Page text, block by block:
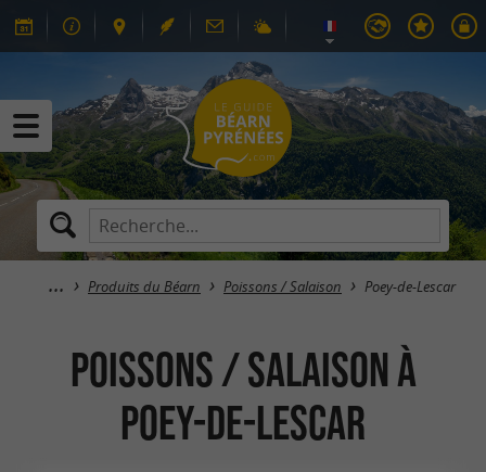
Produits du Béarn Poissons / Salaison Poey-de-Lescar
Poissons / Salaison à
Poey-de-Lescar